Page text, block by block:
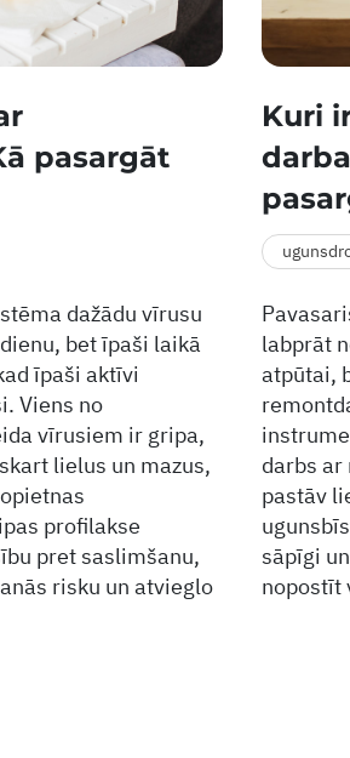
pasargāt
dažādu vīrusu
bet īpaši laikā
īpaši aktīvi
Viens no
vīrusiem ir gripa,
lielus un mazus,
profilakse
pret saslimšanu,
risku un atvieglo
Kuri
labprāt
atpūtai,
darbs
pastāv
sāpīgi
nopostīt